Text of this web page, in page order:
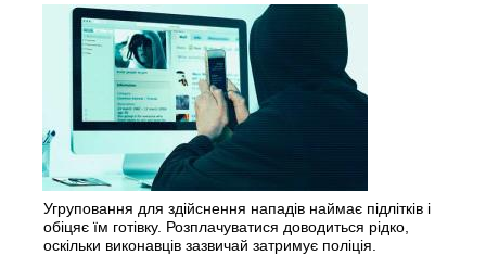
Угруповання для здійснення нападів наймає підлітків і
обіцяє їм готівку. Розплачуватися доводиться рідко,
оскільки виконавців зазвичай затримує поліція.